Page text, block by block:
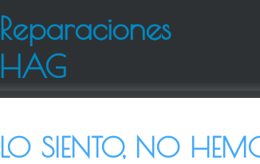
Reparaciones
HAG
LO SIENTO, NO